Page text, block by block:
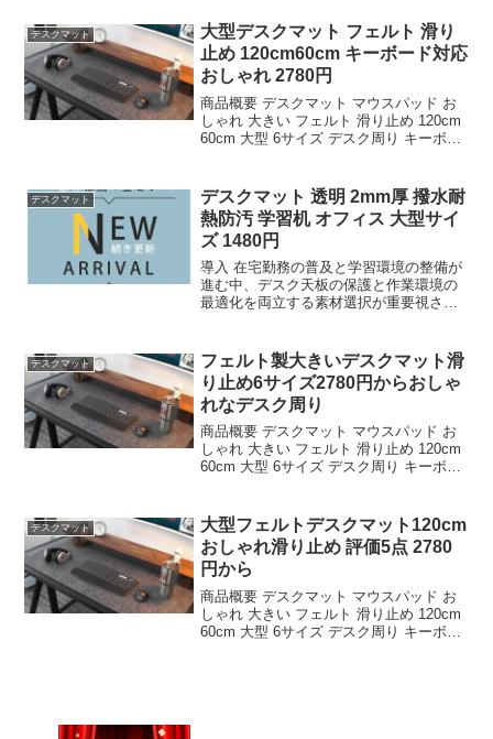
ト 送料...
デスクマット
大型デスクマット フェルト 滑り
止め 120cm60cm キーボード対応
おしゃれ 2780円
商品概要 デスクマット マウスパッド お
しゃれ 大きい フェルト 滑り止め 120cm
60cm 大型 6サイズ デスク周り キーボー
パッド おしゃれ 大きい ...
デスクマット
デスクマット 透明 2mm厚 撥水耐
熱防汚 学習机 オフィス 大型サイ
ズ 1480円
導入 在宅勤務の普及と学習環境の整備が
進む中、デスク天板の保護と作業環境の
最適化を両立する素材選択が重要視され
薄型シートとは異なり、物理的強度と光
学的特性を兼ね備えた...
デスクマット
フェルト製大きいデスクマット滑
り止め6サイズ2780円からおしゃ
れなデスク周り
商品概要 デスクマット マウスパッド お
しゃれ 大きい フェルト 滑り止め 120cm
60cm 大型 6サイズ デスク周り キーボー
パッド おしゃれ 大きい ...
デスクマット
大型フェルトデスクマット120cm
おしゃれ滑り止め 評価5点 2780
円から
商品概要 デスクマット マウスパッド お
しゃれ 大きい フェルト 滑り止め 120cm
60cm 大型 6サイズ デスク周り キーボー